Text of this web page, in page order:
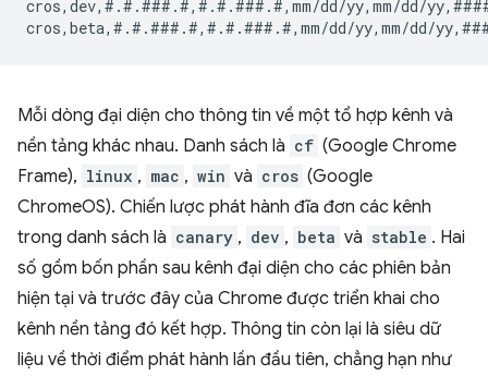
cros,dev,#.#.###.#,#.#.###.#,mm/dd/yy,mm/dd/
Mỗi dòng đại diện cho thông tin về một tổ hợp kênh và
nền tảng khác nhau. Danh sách là cf (Google Chrome
Frame), linux , mac , win và cros (Google
ChromeOS). Chiến lược phát hành đĩa đơn các kênh
trong danh sách là canary , dev , beta và stable . Hai
số gồm bốn phần sau kênh đại diện cho các phiên bản
hiện tại và trước đây của Chrome được triển khai cho
kênh nền tảng đó kết hợp. Thông tin còn lại là siêu dữ
liệu về thời điểm phát hành lần đầu tiên, chẳng hạn như